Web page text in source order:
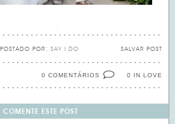
SALVAR POST
POSTADO POR: SAY I DO
0 IN LOVE
0 COMENTÁRIOS
COMENTE ESTE POST